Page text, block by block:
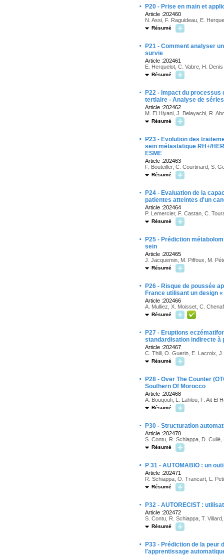
· P20 - Prise en main et
Article :202460
N. Assi, F. Raguideau, E.
Résumé
·
P21 - Comment analyser
survie
Article :202461
E. Herquelot, C. Vabre, H. Denis
Résumé
·
P22 - Impact du
tertiaire - Analyse de
Article :202462
M. El Hiyani, J. Belayachi, R.
Résumé
·
P23 - Evolution des
sein métastatique RH+/
ESME
Article :202463
F. Bouteiller, C. Courtinard, S.
Résumé
·
P24 - Evaluation de la
patientes atteintes d'un
Article :202464
P. Lemercier, F. Castan, C.
Résumé
·
P25 - Prédiction
sein
Article :202465
J. Jacquemin, M. Piffoux, M.
Résumé
·
P26 - Risque de poussée
France utilisant un design
Article :202466
A. Mulliez, X. Moisset, C.
Résumé
·
P27 - Eruptions
standardisation indirecte à
Article :202467
C. Thill, O. Guerin, E. Lacroix,
Résumé
·
P28 - Over The Counter
Southern Of Morocco
Article :202468
A. Bouqoufi, L. Lahlou, F. Ait El
Résumé
· P30 - Structuration
Article :202470
S. Contu, R. Schiappa, D.
Résumé
· P 31 - AUTOMABIO : un
Article :202471
R. Schiappa, O. Trancart, L.
Résumé
· P32 - AUTORECIST :
Article :202472
S. Contu, R. Schiappa, T.
Résumé
·
P33 - Prédiction de la
l'apprentissage